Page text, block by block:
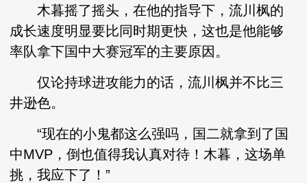
木暮摇了摇头，在他的指导下，流川枫的
成长速度明显要比同时期更快，这也是他能够
率队拿下国中大赛冠军的主要原因。
仅论持球进攻能力的话，流川枫并不比三
井逊色。
“现在的小鬼都这么强吗，国二就拿到了国
中MVP，倒也值得我认真对待！木暮，这场单
挑，我应下了！”